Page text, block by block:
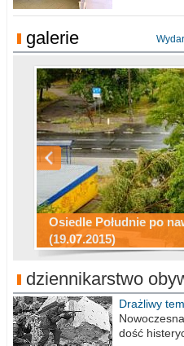
galerie
Osiedle Południe po
(19.07.2015)
Wizytówka Włocławka
polowanie wigilijne 2014
Miasto kładzie się do
Konkurs fotograficzny
miejsca"
Ścieżka rowerowa w
dziennikarstwo
Drażliwy
berlińska
dość